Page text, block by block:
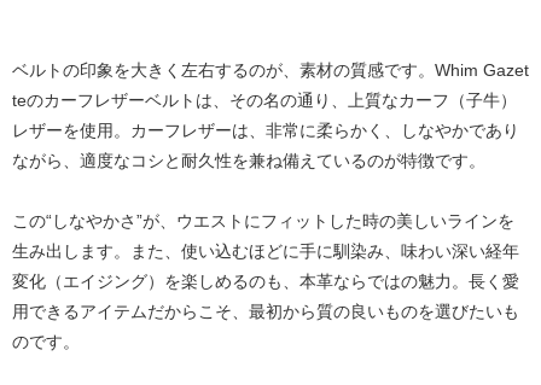
ベルトの印象を大きく左右するのが、素材の質感です。 Whim Gazet
teのカーフレザーベルト は、その名の通り、上質なカーフ（子牛）
レザーを使用。カーフレザーは、 非常に柔らかく、しなやかであり
ながら、適度なコシと耐久性を兼ね備えているのが特徴です。
この“しなやかさ”が、ウエストにフィットした時の美しいラインを
生み出します。また、使い込むほどに手に馴染み、味わい深い経年
変化（エイジング）を楽しめるのも、本革ならではの魅力。長く愛
用できるアイテムだからこそ、最初から質の良いものを選びたいも
のです。